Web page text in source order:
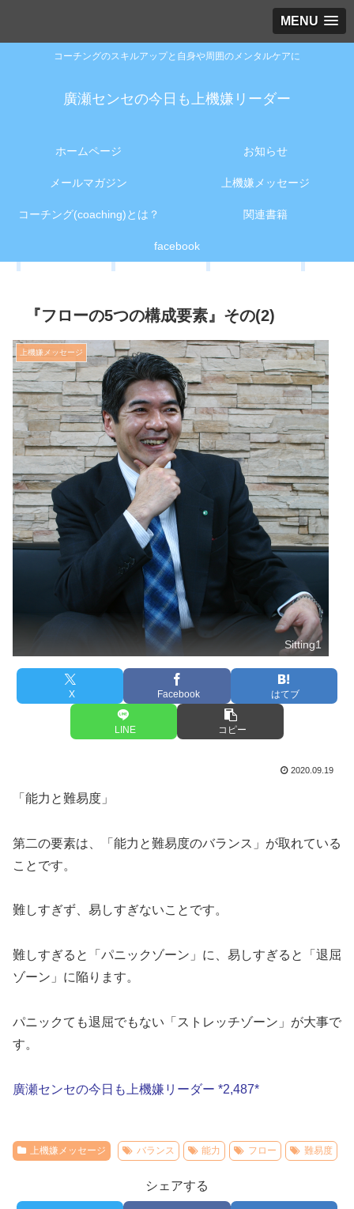
MENU
コーチングのスキルアップと自身や周囲のメンタルケアに
廣瀬センセの今日も上機嫌リーダー
ホームページ お知らせ
メールマガジン 上機嫌メッセージ
コーチング(coaching)とは？ 関連書籍
facebook
『フローの5つの構成要素』その(2)
上機嫌メッセージ
Sitting1
X Facebook はてブ
LINE コピー
2020.09.19
「能力と難易度」
第二の要素は、「能力と難易度のバランス」が取れている
ことです。
難しすぎず、易しすぎないことです。
難しすぎると「パニックゾーン」に、易しすぎると「退屈
ゾーン」に陥ります。
パニックても退屈でもない「ストレッチゾーン」が大事で
す。
廣瀬センセの今日も上機嫌リーダー *2,487*
上機嫌メッセージ バランス 能力 フロー 難易度
シェアする